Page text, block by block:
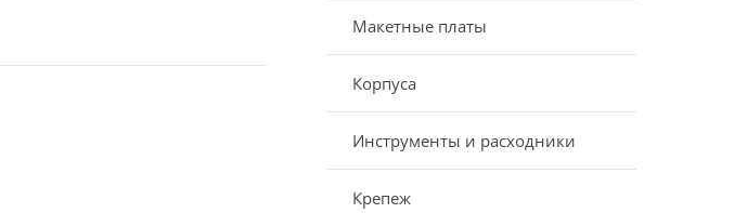
Макетные платы
Корпуса
Инструменты и расходники
Крепеж